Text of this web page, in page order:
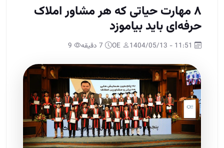
۸ مهارت حیاتی که هر مشاور املاک
حرفه‌ای باید بیاموزد